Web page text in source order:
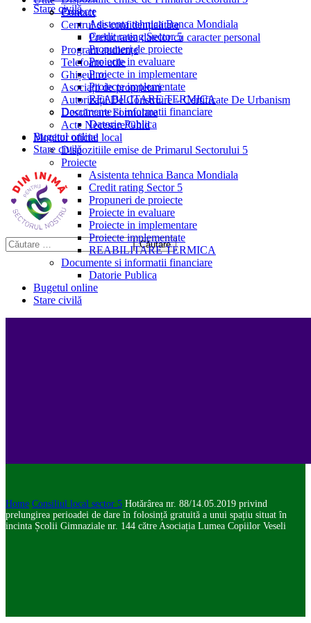
Stare civilă
Proiecte
Asistenta tehnica Banca Mondiala
Credit rating Sector 5
Propuneri de proiecte
Proiecte in evaluare
Proiecte in implementare
Proiecte implementate
REABILITARE TERMICA
Documente si informatii financiare
Datorie Publica
Bugetul online
Stare civilă
Contact
Centrul de confidențialitate
Prelucrarea datelor cu caracter personal
Program audiențe
Telefoane utile
Ghișeul.ro
Asociații de proprietari
Autorizații De Construire – Certificate De Urbanism
Descărcare Formulare
Acte Necesare/Ghid
Monitor oficial local
Dispozitiile emise de Primarul Sectorului 5
Proiecte
Asistenta tehnica Banca Mondiala
Credit rating Sector 5
Propuneri de proiecte
Proiecte in evaluare
Proiecte in implementare
Proiecte implementate
REABILITARE TERMICA
Documente si informatii financiare
Datorie Publica
Bugetul online
Stare civilă
Home Consiliul local sector 5 Hotărârea nr. 88/14.05.2019 privind
prelungirea perioadei de dare în folosință gratuită a unui spațiu situat în
incinta Școlii Gimnaziale nr. 144 către Asociația Lumea Copiilor Veseli